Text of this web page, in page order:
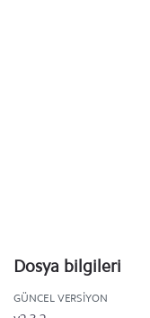
Dosya bilgileri
GÜNCEL VERSIYON